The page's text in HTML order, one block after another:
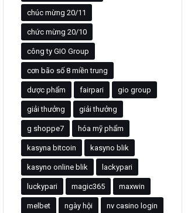
chúc mừng 20/11
chức mừng 20/10
công ty GIO Group
cơn bão số 8 miền trung
dược phẩm fairpari gio group
giải thưởng giải thưởng
g shoppe7 hóa mỹ phẩm
kasyna bitcoin kasyno blik
kasyno online blik lackypari
luckypari magic365 maxwin
melbet ngày hội nv casino login